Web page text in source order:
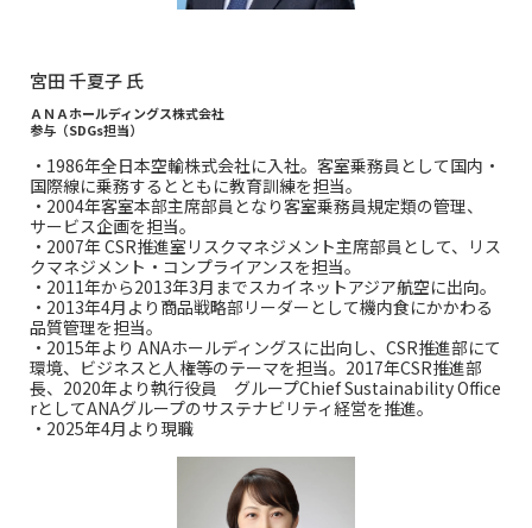
宮田 千夏子 氏
ＡＮＡホールディングス株式会社
参与（SDGs担当）
・1986年全日本空輸株式会社に入社。客室乗務員として国内・
国際線に乗務するとともに教育訓練を担当。
・2004年客室本部主席部員となり客室乗務員規定類の管理、
サービス企画を担当。
・2007年 CSR推進室リスクマネジメント主席部員として、リス
クマネジメント・コンプライアンスを担当。
・2011年から2013年3月までスカイネットアジア航空に出向。
・2013年4月より商品戦略部リーダーとして機内食にかかわる
品質管理を担当。
・2015年より ANAホールディングスに出向し、CSR推進部にて
環境、ビジネスと人権等のテーマを担当。2017年CSR推進部
長、2020年より執行役員 グループChief Sustainability Office
rとしてANAグループのサステナビリティ経営を推進。
・2025年4月より現職